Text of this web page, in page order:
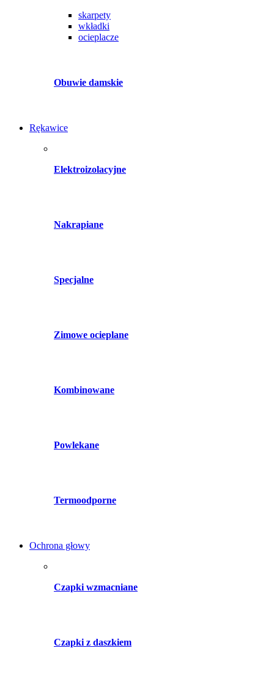
skarpety
wkładki
ocieplacze
Obuwie damskie
Rękawice
Elektroizolacyjne
Nakrapiane
Specjalne
Zimowe ocieplane
Kombinowane
Powlekane
Termoodporne
Ochrona głowy
Czapki wzmacniane
Czapki z daszkiem